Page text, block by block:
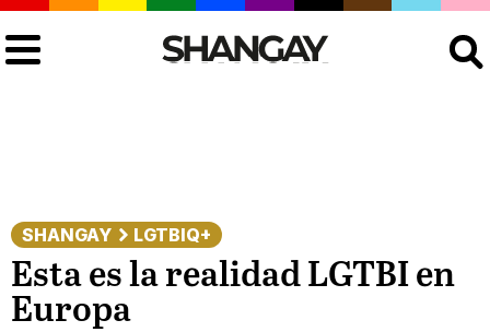
SHANGAY LGTBIQ+
Esta es la realidad LGTBI en
Europa